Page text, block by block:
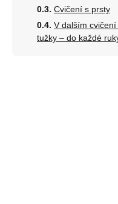
Cvičení s prsty
V dalším
tužky – do každé